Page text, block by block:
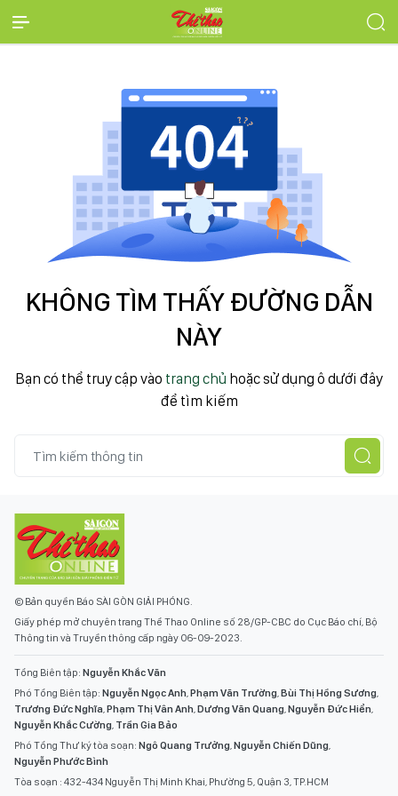
KHÔNG TÌM THẤY ĐƯỜNG DẪN
NÀY
Bạn có thể truy cập vào trang chủ hoặc sử dụng ô dưới đây
để tìm kiếm
© Bản quyền Báo SÀI GÒN GIẢI PHÓNG.
Giấy phép mở chuyên trang Thể Thao Online số 28/GP-CBC do Cục Báo chí, Bộ
Thông tin và Truyền thông cấp ngày 06-09-2023.
Tổng Biên tập: Nguyễn Khắc Văn
Phó Tổng Biên tập: Nguyễn Ngọc Anh,Phạm Văn Trường,Bùi Thị Hồng Sương,
Trương Đức Nghĩa,Phạm Thị Vân Anh,Dương Văn Quang,Nguyễn Đức Hiển,
Nguyễn Khắc Cường, Trần Gia Bảo
Phó Tổng Thư ký tòa soạn: Ngô Quang Trưởng,Nguyễn Chiến Dũng,
Nguyễn Phước Bình
Tòa soạn : 432-434 Nguyễn Thị Minh Khai, Phường 5, Quận 3, TP.HCM